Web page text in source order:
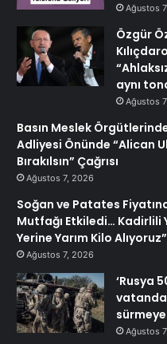
Ağustos
Özgür
aynı
Ağustos
Basın Meslek
Adliyesi Önünde “Alican
Bırakılsın” Çağrısı
Ağustos 7, 2026
Soğan ve Patates
Mutfağı Etkiledi… Kadirlili
Yerine Yarım Kilo Alıyoruz”
Ağustos 7, 2026
‘Rusya
sürmeye
Ağustos